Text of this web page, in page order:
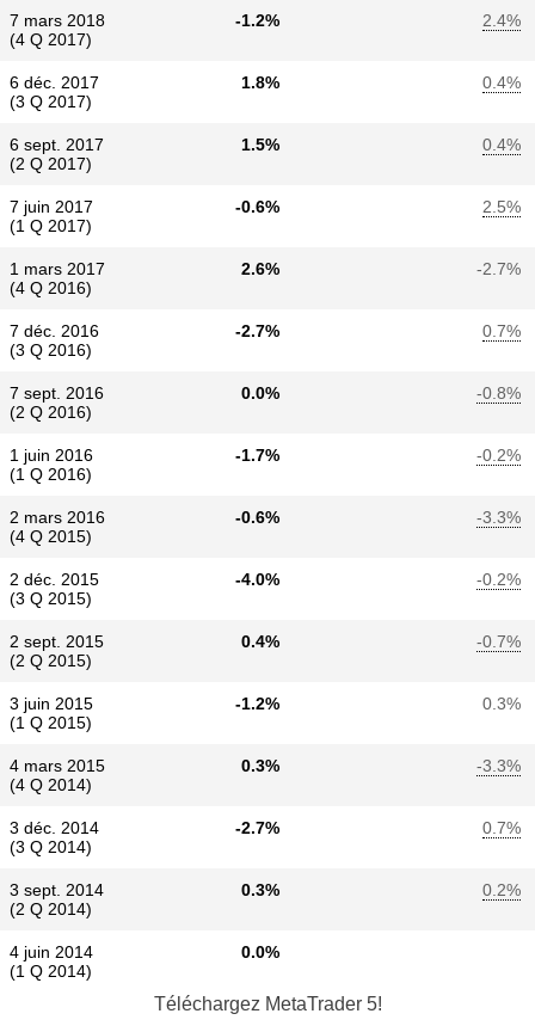
7 mars 2018
(4 Q 2017)
-1.2% 2.4%
6 déc. 2017
(3 Q 2017)
1.8% 0.4%
6 sept. 2017
(2 Q 2017)
1.5% 0.4%
7 juin 2017
(1 Q 2017)
-0.6% 2.5%
1 mars 2017
(4 Q 2016)
2.6% -2.7%
7 déc. 2016
(3 Q 2016)
-2.7% 0.7%
7 sept. 2016
(2 Q 2016)
0.0% -0.8%
1 juin 2016
(1 Q 2016)
-1.7% -0.2%
2 mars 2016
(4 Q 2015)
-0.6% -3.3%
2 déc. 2015
(3 Q 2015)
-4.0% -0.2%
2 sept. 2015
(2 Q 2015)
0.4% -0.7%
3 juin 2015
(1 Q 2015)
-1.2% 0.3%
4 mars 2015
(4 Q 2014)
0.3% -3.3%
3 déc. 2014
(3 Q 2014)
-2.7% 0.7%
3 sept. 2014
(2 Q 2014)
0.3% 0.2%
4 juin 2014
(1 Q 2014)
0.0%
Téléchargez MetaTrader 5!